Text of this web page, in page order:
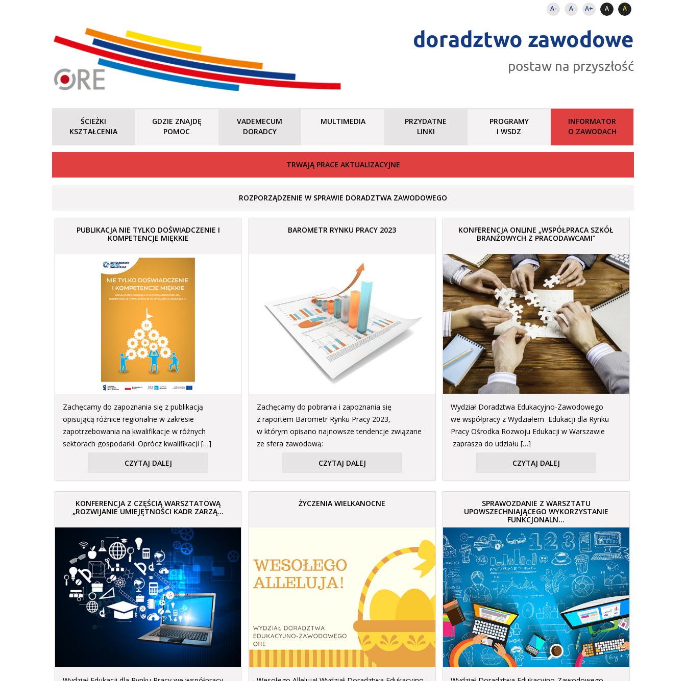
A- A A+ A A
doradztwo zawodowe
postaw na przyszłość
ŚCIEŻKI
KSZTAŁCENIA
GDZIE ZNAJDĘ
POMOC
VADEMECUM
DORADCY
MULTIMEDIA
PRZYDATNE
LINKI
PROGRAMY
I WSDZ
INFORMATOR
O ZAWODACH
TRWAJĄ PRACE AKTUALIZACYJNE
ROZPORZĄDZENIE W SPRAWIE DORADZTWA ZAWODOWEGO
PUBLIKACJA NIE TYLKO DOŚWIADCZENIE I
KOMPETENCJE MIĘKKIE
Zachęcamy do zapoznania się z publikacją
opisującą różnice regionalne w zakresie
zapotrzebowania na kwalifikacje w różnych
sektorach gospodarki. Oprócz kwalifikacji […]
CZYTAJ DALEJ
BAROMETR RYNKU PRACY 2023
Zachęcamy do pobrania i zapoznania się
z raportem Barometr Rynku Pracy 2023,
w którym opisano najnowsze tendencje związane
ze sfera zawodową:
CZYTAJ DALEJ
KONFERENCJA ONLINE „WSPÓŁPRACA SZKÓŁ
BRANŻOWYCH Z PRACODAWCAMI”
Wydział Doradztwa Edukacyjno-Zawodowego
we współpracy z Wydziałem Edukacji dla Rynku
Pracy Ośrodka Rozwoju Edukacji w Warszawie
zaprasza do udziału […]
CZYTAJ DALEJ
KONFERENCJA Z CZĘŚCIĄ WARSZTATOWĄ
„ROZWIJANIE UMIEJĘTNOŚCI KADR ZARZĄ...
ŻYCZENIA WIELKANOCNE
SPRAWOZDANIE Z WARSZTATU
UPOWSZECHNIAJĄCEGO WYKORZYSTANIE
FUNKCJONALN...